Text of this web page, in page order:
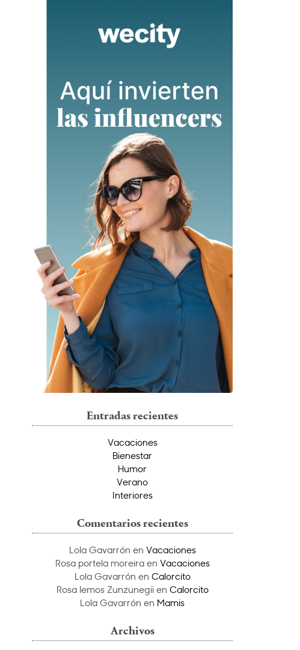
Entradas recientes
Vacaciones
Bienestar
Humor
Verano
Interiores
Comentarios recientes
Lola Gavarrón en Vacaciones
Rosa portela moreiraen Vacaciones
Lola Gavarrón en Calorcito
Rosa lemos Zunzunegiien Calorcito
Lola Gavarrón en Mamis
Archivos